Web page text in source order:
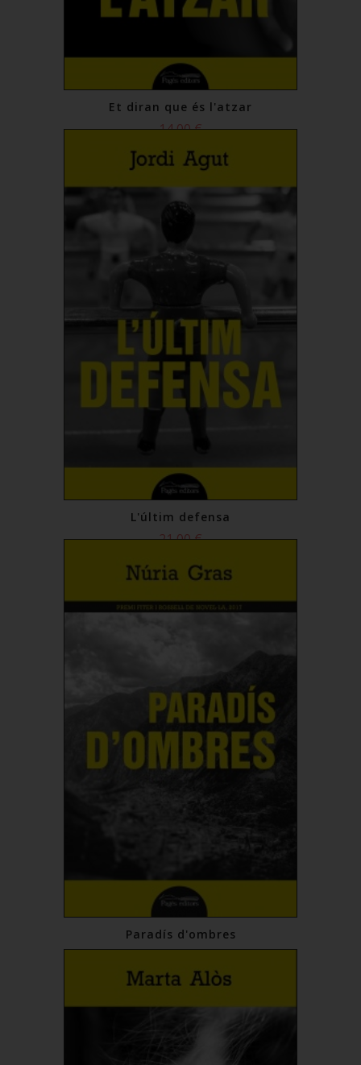
Et diran que és l'atzar
14,00 €
Comprar
L'últim defensa
21,00 €
Comprar
Paradís d'ombres
Comprar